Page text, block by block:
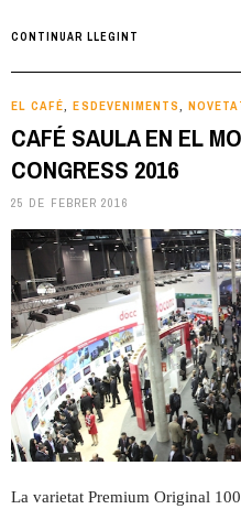
CONTINUAR LLEGINT
EL CAFÉ ESDEVENIMENTS
CAFÉ SAULA EN EL
CONGRESS 2016
25 DE FEBRER 2016
La varietat Premium Original